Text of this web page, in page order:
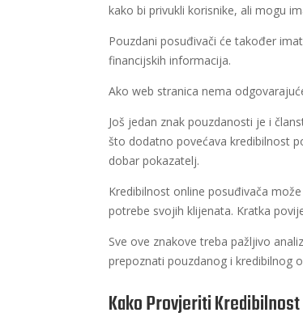
kako bi privukli korisnike, ali mogu
Pouzdani posuđivači će također
financijskih informacija.
Ako web stranica nema
Još jedan znak pouzdanosti je i
što dodatno povećava kredibilnost
dobar pokazatelj.
Kredibilnost online posuđivača
potrebe svojih klijenata. Kratka
Sve ove znakove treba pažljivo
prepoznati pouzdanog i kredibilnog
Kako Provjeriti